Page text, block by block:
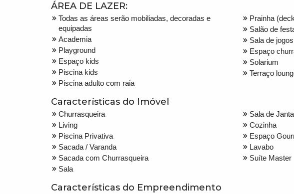
ÁREA DE LAZER:
Todas as áreas serão mobiliadas, decoradas e
equipadas
Academia
Playground
Espaço kids
Piscina kids
Piscina adulto com raia
Prainha
Salão de
Sala de jogos
Espaço
Solarium
Terraço
Características do Imóvel
Churrasqueira
Living
Piscina Privativa
Sacada / Varanda
Sacada com Churrasqueira
Sala
Sala de
Cozinha
Espaço
Lavabo
Suíte Master
Características do Empreendimento